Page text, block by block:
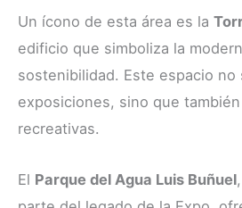
Un ícono de esta área es la
edificio que simboliza la
sostenibilidad. Este espacio no
exposiciones, sino que
recreativas.
El Parque del Agua Luis Buñuel